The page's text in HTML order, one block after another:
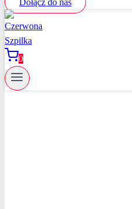
Dołącz do nas
0